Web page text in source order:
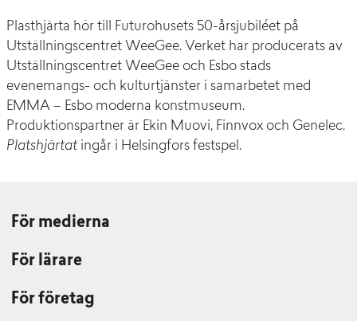
Plasthjärta hör till Futurohusets 50-årsjubiléet på
Utställningscentret WeeGee. Verket har producerats av
Utställningscentret WeeGee och Esbo stads
evenemangs- och kulturtjänster i samarbetet med
EMMA – Esbo moderna konstmuseum.
Produktionspartner är Ekin Muovi, Finnvox och Genelec.
Platshjärtat ingår i Helsingfors festspel.
För medierna
För lärare
För företag